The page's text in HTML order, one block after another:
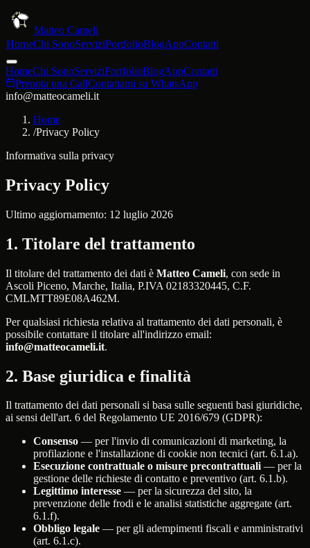
Matteo Cameli
HomeChi SonoServiziPortfolioBlogAppContatti
HomeChi SonoServiziPortfolioBlogAppContatti
Prenota una CallContattami su WhatsApp
info@matteocameli.it
Home
/Privacy Policy
Informativa sulla privacy
Privacy Policy
Ultimo aggiornamento: 12 luglio 2026
1. Titolare del trattamento
Il titolare del trattamento dei dati è Matteo Cameli, con sede in
Ascoli Piceno, Marche, Italia, P.IVA 02183320445, C.F.
CMLMTT89E08A462M.
Per qualsiasi richiesta relativa al trattamento dei dati personali, è
possibile contattare il titolare all'indirizzo email:
info@matteocameli.it.
2. Base giuridica e finalità
Il trattamento dei dati personali si basa sulle seguenti basi giuridiche,
ai sensi dell'art. 6 del Regolamento UE 2016/679 (GDPR):
Consenso — per l'invio di comunicazioni di marketing, la
profilazione e l'installazione di cookie non tecnici (art. 6.1.a).
Esecuzione contrattuale o misure precontrattuali— per la
gestione delle richieste di contatto e preventivo (art. 6.1.b).
Legittimo interesse — per la sicurezza del sito, la
prevenzione delle frodi e le analisi statistiche aggregate (art.
6.1.f).
Obbligo legale — per gli adempimenti fiscali e amministrativi
(art. 6.1.c).